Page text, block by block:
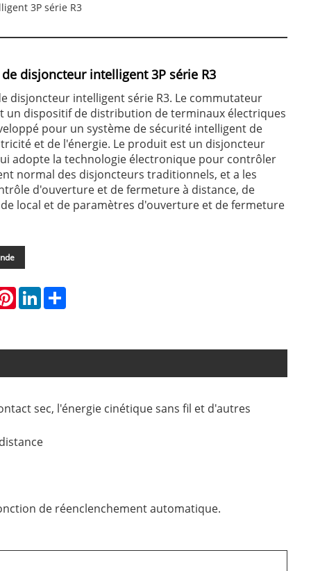
3P série R3
disjoncteur intelligent 3P série R3
disjoncteur intelligent série R3. Le commutateur
un dispositif de distribution de terminaux électriques
pour un système de sécurité intelligent de
et de l'énergie. Le produit est un disjoncteur
adopte la technologie électronique pour contrôler
normal des disjoncteurs traditionnels, et a les
d'ouverture et de fermeture à distance, de
local et de paramètres d'ouverture et de fermeture
PinterestLinkedIn
sec, l'énergie cinétique sans fil et d'autres
de réenclenchement automatique.